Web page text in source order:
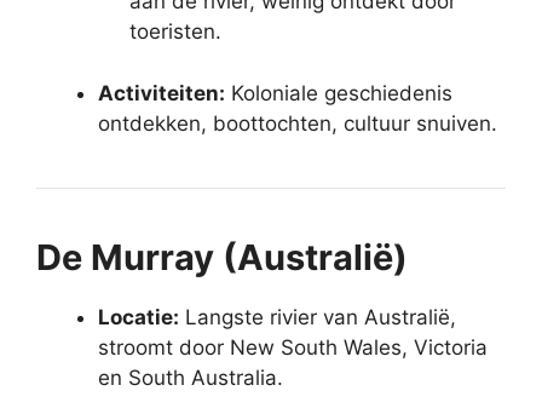
toeristen.
Activiteiten: Koloniale geschiedenis
ontdekken, boottochten, cultuur snuiven.
De Murray (Australië)
Locatie: Langste rivier van Australië,
stroomt door New South Wales, Victoria
en South Australia.